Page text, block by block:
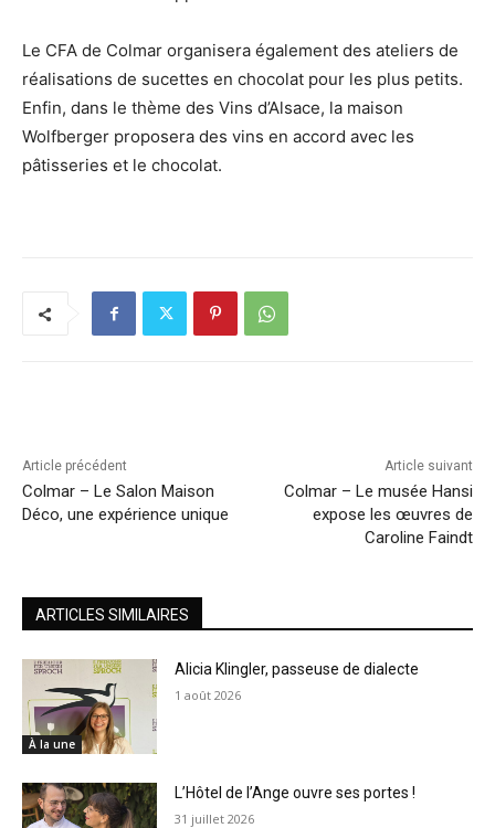
Le CFA de Colmar organisera également des ateliers de
réalisations de sucettes en chocolat pour les plus petits.
Enfin, dans le thème des Vins d’Alsace, la maison
Wolfberger proposera des vins en accord avec les
pâtisseries et le chocolat.
Article précédent
Colmar – Le Salon Maison
Déco, une expérience unique
Article suivant
Colmar – Le musée Hansi
expose les œuvres de
Caroline Faindt
ARTICLES SIMILAIRES
À la une
Alicia Klingler, passeuse de dialecte
1 août 2026
L’Hôtel de l’Ange ouvre ses portes !
31 juillet 2026